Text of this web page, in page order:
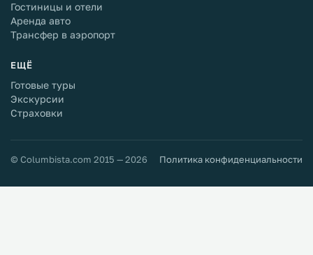
Гостиницы и отели
Аренда авто
Трансфер в аэропорт
ЕЩЁ
Готовые туры
Экскурсии
Страховки
© Columbista.com 2015 — 2026 Политика конфиденциальности